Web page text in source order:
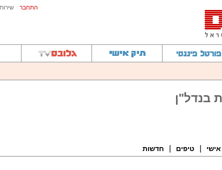
התחבר
טיפים חדשות